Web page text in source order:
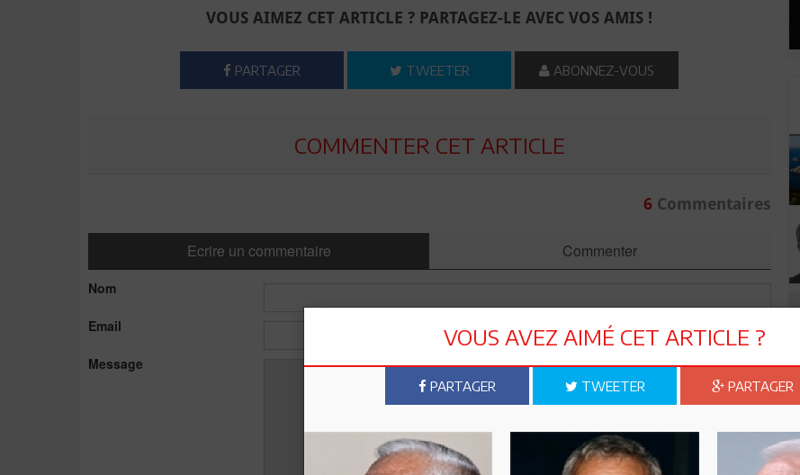
VOUS AIMEZ CET ARTICLE ? PARTAGEZ-LE AVEC VOS AMIS !
PARTAGER TWEETER ABONNEZ-VOUS
COMMENTER CET ARTICLE
6 Commentaires
Ecrire un commentaire Commenter
Nom
Email
Message
VOUS AVEZ AIMÉ CET ARTICLE ?
PARTAGER TWEETER PARTAGER